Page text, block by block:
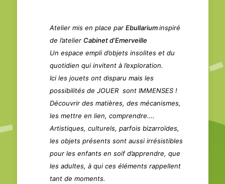
Atelier mis en place par Ebullariuminspiré
de l’atelier Cabinet d’Emerveille
Un espace empli d’objets insolites et du
quotidien qui invitent à l’exploration.
Ici les jouets ont disparu mais les
possibilités de JOUER sont IMMENSES !
Découvrir des matières, des mécanismes,
les mettre en lien, comprendre….
Artistiques, culturels, parfois bizarroïdes,
les objets présents sont aussi irrésistibles
pour les enfants en soif d’apprendre, que
les adultes, à qui ces éléments rappellent
tant de moments.